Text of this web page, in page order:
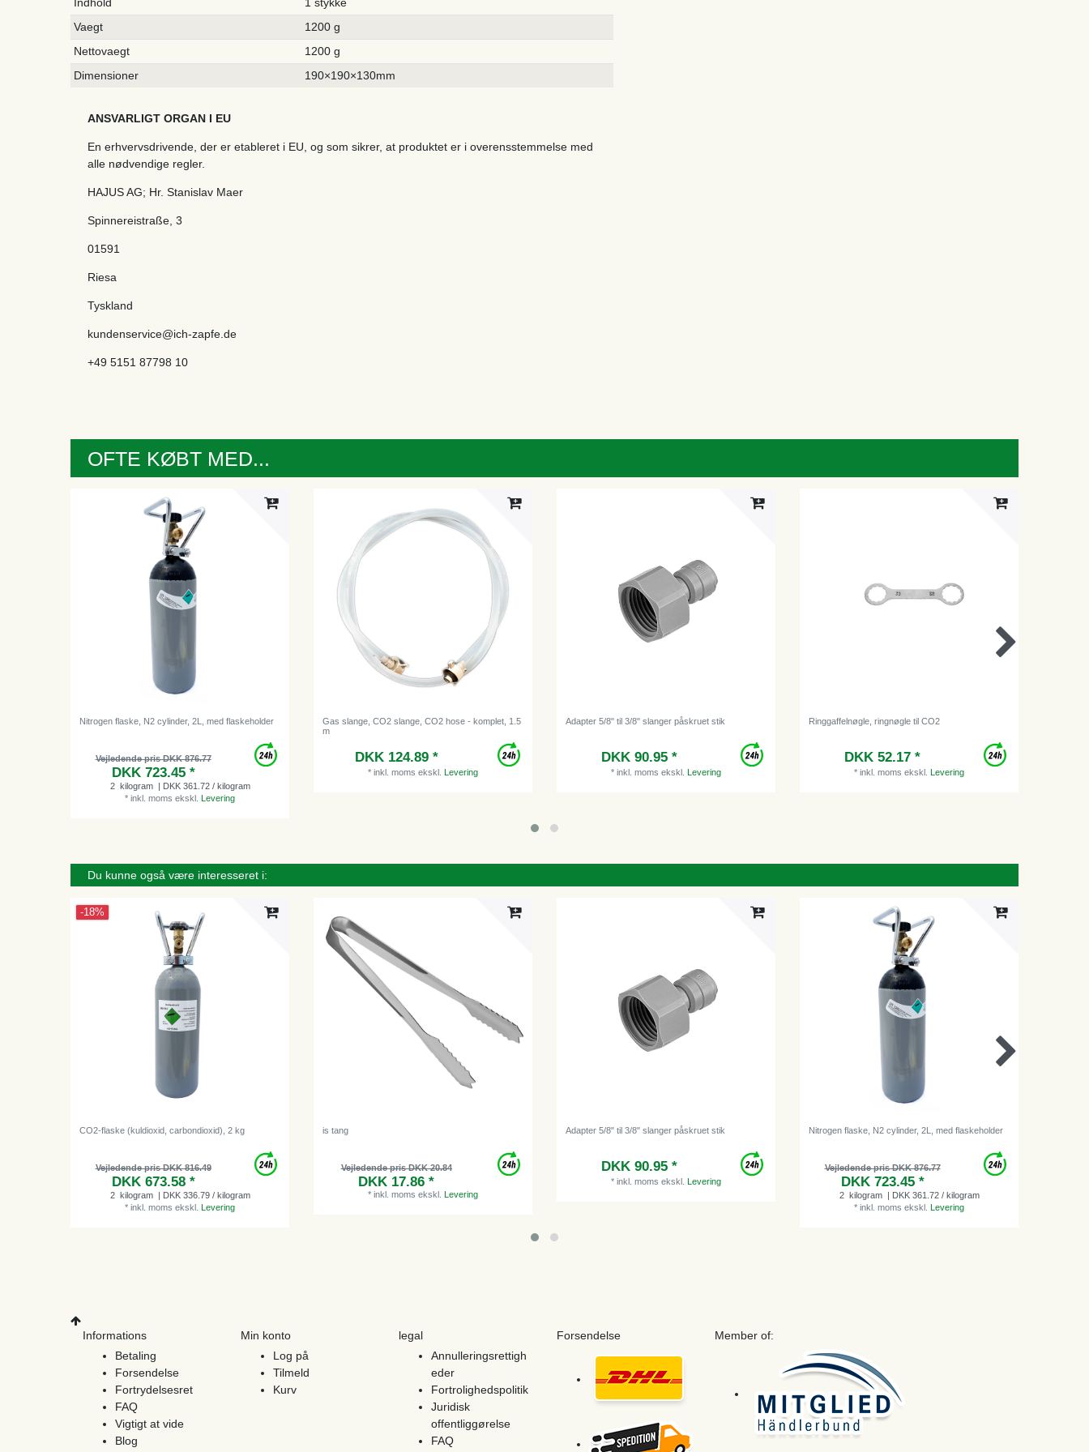
Indhold
1 stykke
Vaegt
1200 g
Nettovaegt
1200 g
Dimensioner
190×190×130mm
ANSVARLIGT ORGAN I EU
En erhvervsdrivende, der er etableret i EU, og som sikrer, at produktet er i overensstemmelse med
alle nødvendige regler.
HAJUS AG; Hr. Stanislav Maer
Spinnereistraße, 3
01591
Riesa
Tyskland
kundenservice@ich-zapfe.de
+49 5151 87798 10
OFTE KØBT MED...
Nitrogen flaske, N2 cylinder, 2L, med flaskeholder
Vejledende pris DKK 876.77
DKK 723.45 *
2 kilogram
| DKK 361.72 / kilogram
* inkl. moms ekskl. Levering
Gas slange, CO2 slange, CO2 hose - komplet, 1.5
m
DKK 124.89 *
* inkl. moms ekskl. Levering
Adapter 5/8" til 3/8" slanger påskruet stik
DKK 90.95 *
* inkl. moms ekskl. Levering
Ringgaffelnøgle, ringnøgle til CO2
DKK 52.17 *
* inkl. moms ekskl. Levering
Du kunne også være interesseret i:
-18%
CO2-flaske (kuldioxid, carbondioxid), 2 kg
Vejledende pris DKK 816.49
DKK 673.58 *
2 kilogram
| DKK 336.79 / kilogram
* inkl. moms ekskl. Levering
is tang
Vejledende pris DKK 20.84
DKK 17.86 *
* inkl. moms ekskl. Levering
Adapter 5/8" til 3/8" slanger påskruet stik
DKK 90.95 *
* inkl. moms ekskl. Levering
Nitrogen flaske, N2 cylinder, 2L, med flaskeholder
Vejledende pris DKK 876.77
DKK 723.45 *
2 kilogram
| DKK 361.72 / kilogram
* inkl. moms ekskl. Levering
Informations
Betaling
Forsendelse
Fortrydelsesret
FAQ
Vigtigt at vide
Blog
Min konto
Log på
Tilmeld
Kurv
legal
Annulleringsrettigh
eder
Fortrolighedspolitik
Juridisk
offentliggørelse
FAQ
Forsendelse Member of: